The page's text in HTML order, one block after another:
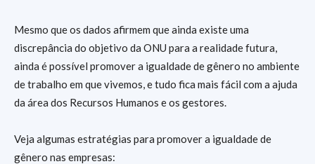
Mesmo que os dados afirmem que ainda existe uma
discrepância do objetivo da ONU para a realidade futura,
ainda é possível promover a igualdade de gênero no ambiente
de trabalho em que vivemos, e tudo fica mais fácil com a ajuda
da área dos Recursos Humanos e os gestores.
Veja algumas estratégias para promover a igualdade de
gênero nas empresas: